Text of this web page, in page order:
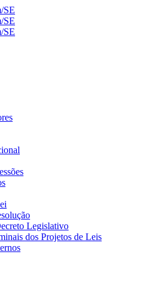
Legislativo
dos Projetos de Leis